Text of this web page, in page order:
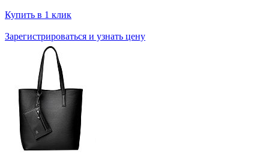
Купить в 1 клик
Зарегистрироваться и узнать цену